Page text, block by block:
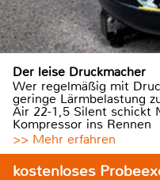
Der leise Druckmacher
Wer regelmäßig mit
geringe Lärmbelastung
Air 22-1,5 Silent schickt
Kompressor ins Rennen
>> Mehr erfahren
kostenloses